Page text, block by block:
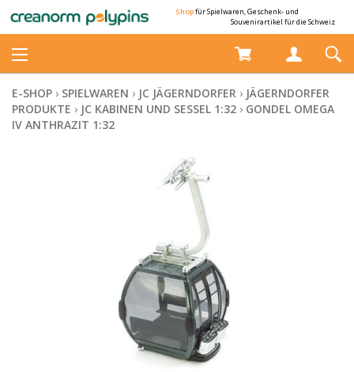
Shopfür Spielwaren, Geschenk- und
Souvenirartikel für die Schweiz
E-SHOP › SPIELWAREN › JC JÄGERNDORFER › JÄGERNDORFER
PRODUKTE › JC KABINEN UND SESSEL 1:32 › GONDEL OMEGA
IV ANTHRAZIT 1:32